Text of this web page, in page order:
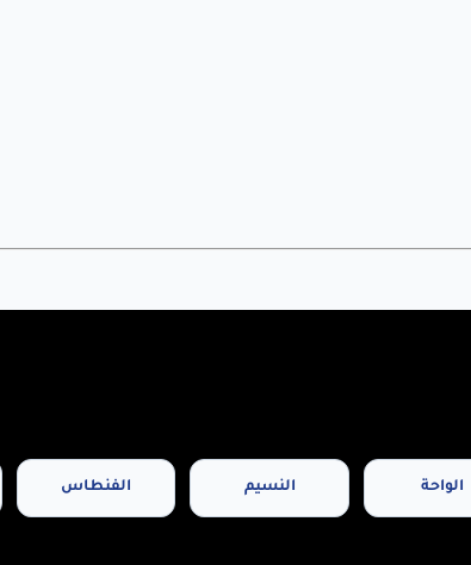
الواحة النسيم الفنطاس